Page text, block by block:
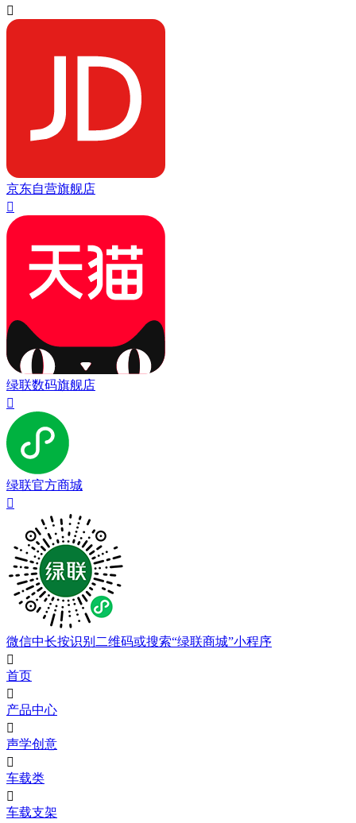

京东自营旗舰店

绿联数码旗舰店

绿联官方商城

微信中长按识别二维码或搜索“绿联商城”小程序

首页

产品中心

声学创意

车载类

车载支架